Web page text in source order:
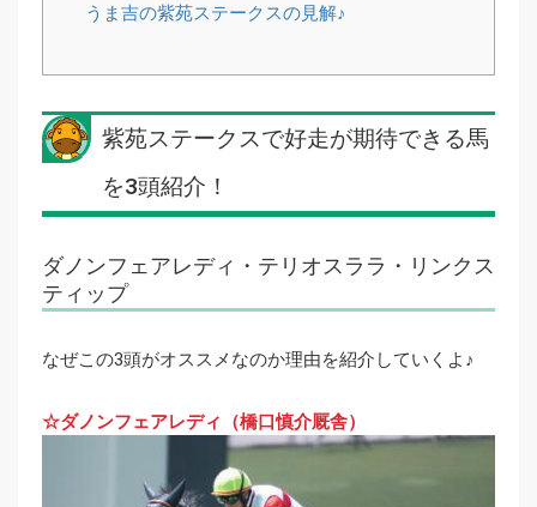
うま吉の紫苑ステークスの見解♪
紫苑ステークスで好走が期待できる馬
を3頭紹介！
ダノンフェアレディ・テリオスララ・リンクス
ティップ
なぜこの3頭がオススメなのか理由を紹介していくよ♪
☆ダノンフェアレディ（橋口慎介厩舎）